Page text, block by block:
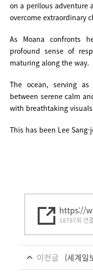
on a perilous adventure
overcome extraordinary
As Moana confronts
profound sense of
maturing along the way.
The ocean, serving
between serene calm
with breathtaking
This has been Lee Sang-
18787회 연결
이전글 (세계일